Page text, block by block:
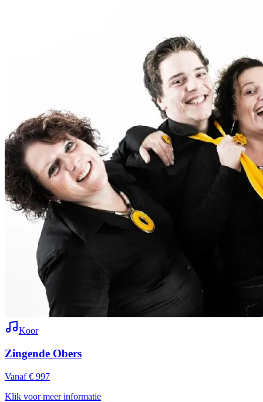
Koor
Zingende Obers
Vanaf € 997
Klik voor meer informatie